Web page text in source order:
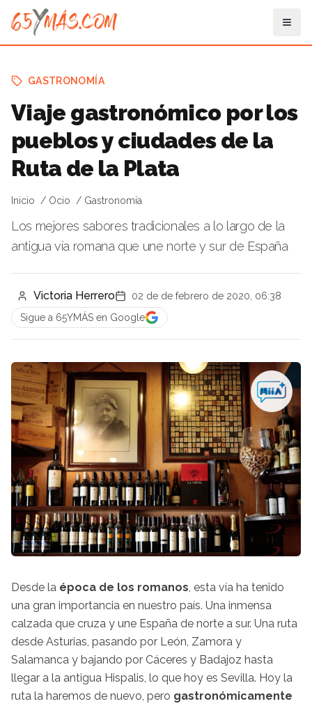
GASTRONOMÍA
Viaje gastronómico por los
pueblos y ciudades de la
Ruta de la Plata
Inicio Ocio Gastronomía
Los mejores sabores tradicionales a lo largo de la
antigua vía romana que une norte y sur de España
Victoria Herrero
02 de de febrero de 2020, 06:38
Sigue a 65YMÁS en Google
Desde la época de los romanos, esta vía ha tenido
una gran importancia en nuestro país. Una inmensa
calzada que cruza y une España de norte a sur. Una ruta
desde Asturias, pasando por León, Zamora y
Salamanca y bajando por Cáceres y Badajoz hasta
llegar a la antigua Hispalis, lo que hoy es Sevilla. Hoy la
ruta la haremos de nuevo, pero gastronómicamente